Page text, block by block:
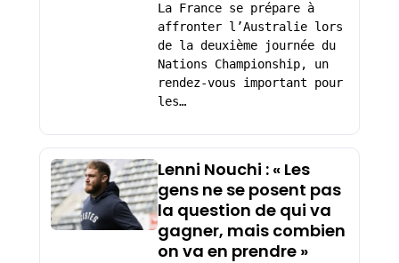
La France se prépare à
affronter l’Australie lors
de la deuxième journée du
Nations Championship, un
rendez-vous important pour
les…
Lenni Nouchi : « Les
gens ne se posent pas
la question de qui va
gagner, mais combien
on va en prendre »